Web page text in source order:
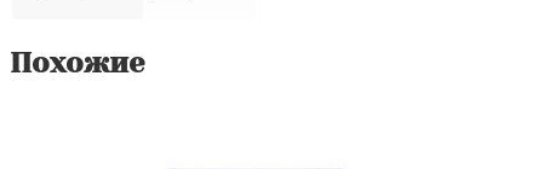
см.
1982
Похожие